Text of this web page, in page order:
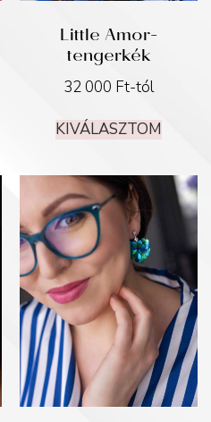
Little Amor-
tengerkék
32 000 Ft-tól
KIVÁLASZTOM